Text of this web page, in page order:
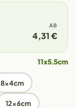
AB
4,31 €
11x5.5cm
8x4cm
12x6cm